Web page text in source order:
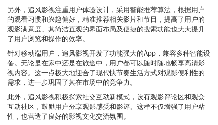
另外，追风影视注重用户体验设计，采用智能推荐算法，根据用户
的观看习惯和兴趣偏好，精准推荐相关影片和节目，提高了用户的
观影满意度。其简洁直观的界面布局及便捷的搜索功能也大大提升
了用户浏览和操作的效率。
针对移动端用户，追风影视开发了功能强大的App，兼容多种智能设
备。无论是在家中还是在旅途中，用户都可以随时随地畅享高清影
视内容。这一点极大地迎合了现代快节奏生活方式对观影便利性的
需求，进一步巩固了其在市场中的竞争力。
此外，追风影视积极探索社交互动新模式，设有观影评论区和观众
互动社区，鼓励用户分享观影感受和影评。这样不仅增强了用户粘
性，也营造了良好的影视文化交流氛围。